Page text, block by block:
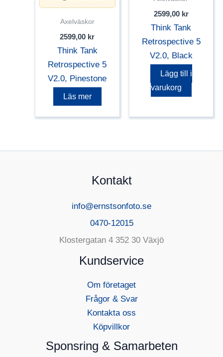
Axelväskor
2599,00 kr
Think Tank
Retrospective 5
V2.0, Pinestone
Läs mer
2599,00 kr
Think Tank
Retrospective 5
V2.0, Black
Lägg till i
varukorg
Kontakt
info@ernstsonfoto.se
0470-12015
Klostergatan 4 352 30 Växjö
Kundservice
Om företaget
Frågor & Svar
Kontakta oss
Köpvillkor
Sponsring & Samarbeten